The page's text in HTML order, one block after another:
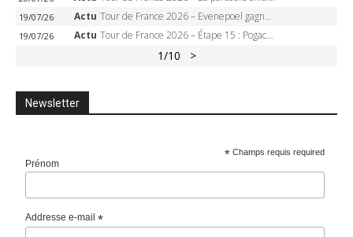
19/07/26 Actu Tour de France 2026 – Evenepoel gagne à Solaison, Vingegaard abandonne, Pogacar toujours en jaune
19/07/26 Actu Tour de France 2026 – Étape 15 : Pogacar peut-il enchaîner au Plateau de Solaison, Seixas viser le podium ?
1/10 >
Newsletter
* Champs requis required
Prénom
Addresse e-mail*